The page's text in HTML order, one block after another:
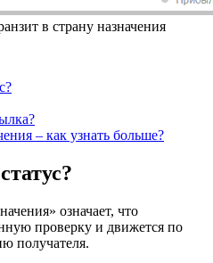
в страну назначения
– как узнать больше?
означает, что
проверку и движется по
получателя.